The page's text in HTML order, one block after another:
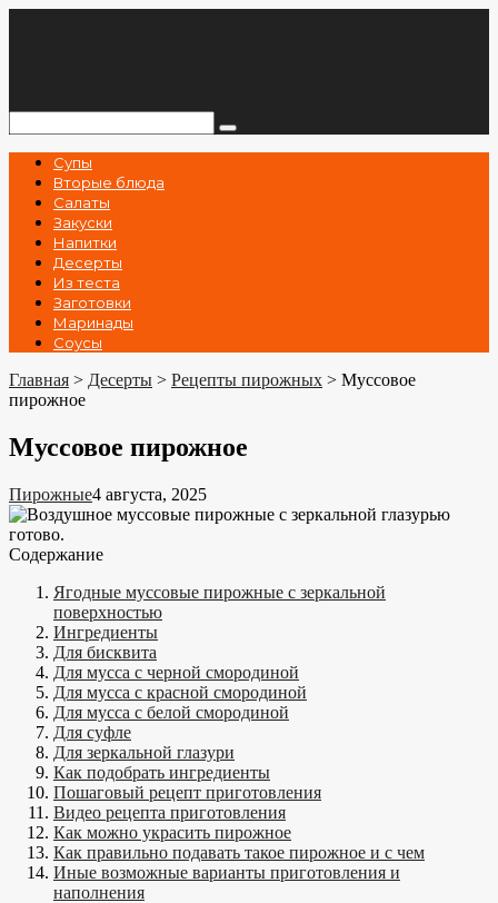
Супы
Вторые блюда
Салаты
Закуски
Напитки
Десерты
Из теста
Заготовки
Маринады
Соусы
Главная > Десерты > Рецепты пирожных > Муссовое
пирожное
Муссовое пирожное
Пирожные4 августа, 2025
Содержание
Ягодные муссовые пирожные с зеркальной
поверхностью
Ингредиенты
Для бисквита
Для мусса с черной смородиной
Для мусса с красной смородиной
Для мусса с белой смородиной
Для суфле
Для зеркальной глазури
Как подобрать ингредиенты
Пошаговый рецепт приготовления
Видео рецепта приготовления
Как можно украсить пирожное
Как правильно подавать такое пирожное и с чем
Иные возможные варианты приготовления и
наполнения